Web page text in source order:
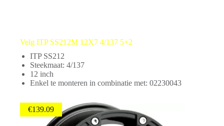
Velg ITP SS212M 12X7 4/137 5+2
ITP SS212
Steekmaat: 4/137
12 inch
Enkel te monteren in combinatie met: 02230043
€139.09